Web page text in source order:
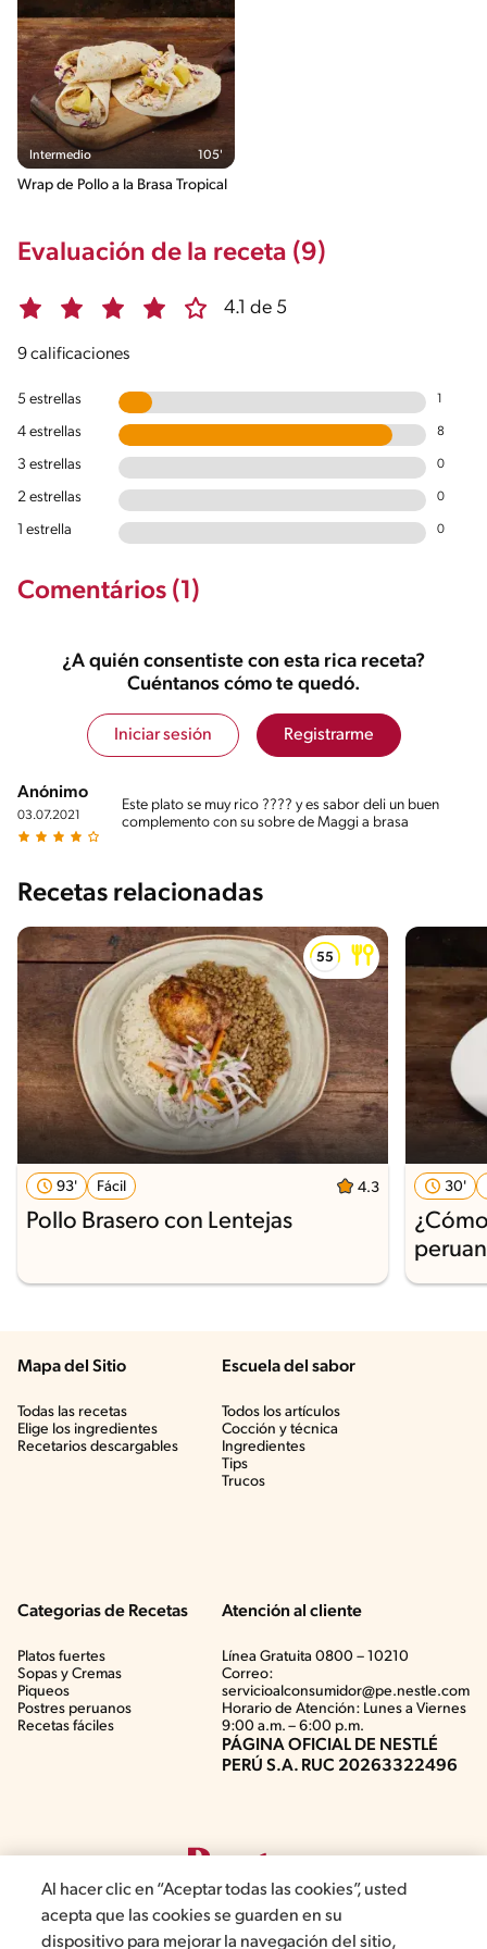
Intermedio 105'
Wrap de Pollo a la Brasa Tropical
Evaluación de la receta (9)
4.1 de 5
9 calificaciones
5 estrellas 1
4 estrellas 8
3 estrellas 0
2 estrellas 0
1 estrella 0
Comentários (1)
¿A quién consentiste con esta rica receta?
Cuéntanos cómo te quedó.
Iniciar sesión Registrarme
Anónimo
03.07.2021
Este plato se muy rico ???? y es sabor deli un buen
complemento con su sobre de Maggi a brasa
Recetas relacionadas
93' Fácil 4.3
Pollo Brasero con Lentejas
30'
Mapa del Sitio
Todas las recetas
Elige los ingredientes
Recetarios descargables
Escuela del sabor
Todos los artículos
Cocción y técnica
Ingredientes
Tips
Trucos
Categorias de Recetas
Platos fuertes
Sopas y Cremas
Piqueos
Postres peruanos
Recetas fáciles
Atención al cliente
Línea Gratuita 0800 – 10210
Correo:
servicioalconsumidor@pe.nestle.com
Horario de Atención: Lunes a Viernes
9:00 a.m. – 6:00 p.m.
PÁGINA OFICIAL DE NESTLÉ
PERÚ S.A. RUC 20263322496
Al hacer clic en “Aceptar todas las cookies”, usted
acepta que las cookies se guarden en su
dispositivo para mejorar la navegación del sitio,